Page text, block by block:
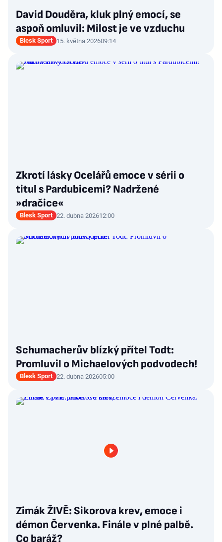
David Douděra, kluk plný emocí, se
aspoň omluvil: Milost je ve vzduchu
Blesk Sport 15. května 202609:14
Zkrotí lásky Ocelářů emoce v sérii o
titul s Pardubicemi? Nadržené
»dračice«
Blesk Sport 22. dubna 202612:00
Schumacherův blízký přítel Todt:
Promluvil o Michaelových podvodech!
Blesk Sport 22. dubna 202605:00
Zimák ŽIVĚ: Sikorova krev, emoce i
démon Červenka. Finále v plné palbě.
Co baráž?